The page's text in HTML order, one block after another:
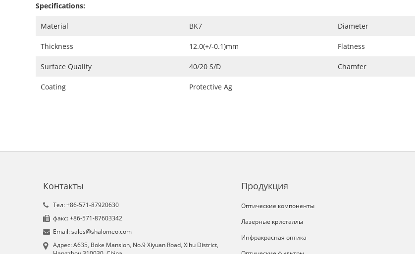
Specifications:
Material BK7 Diameter
Thickness 12.0(+/-0.1)mm Flatness
Surface Quality 40/20 S/D Chamfer
Coating Protective Ag
Контакты
Tел: +86-571-87920630
факс: +86-571-87603342
Email: sales@shalomeo.com
Aдрес: A635, Boke Mansion, No.9 Xiyuan Road, Xihu District,
Продукция
Оптические компоненты
Лазерные кристаллы
Инфракрасная оптика